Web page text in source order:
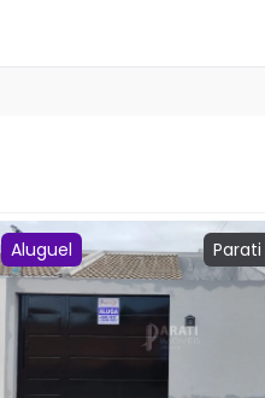
Aluguel Parati